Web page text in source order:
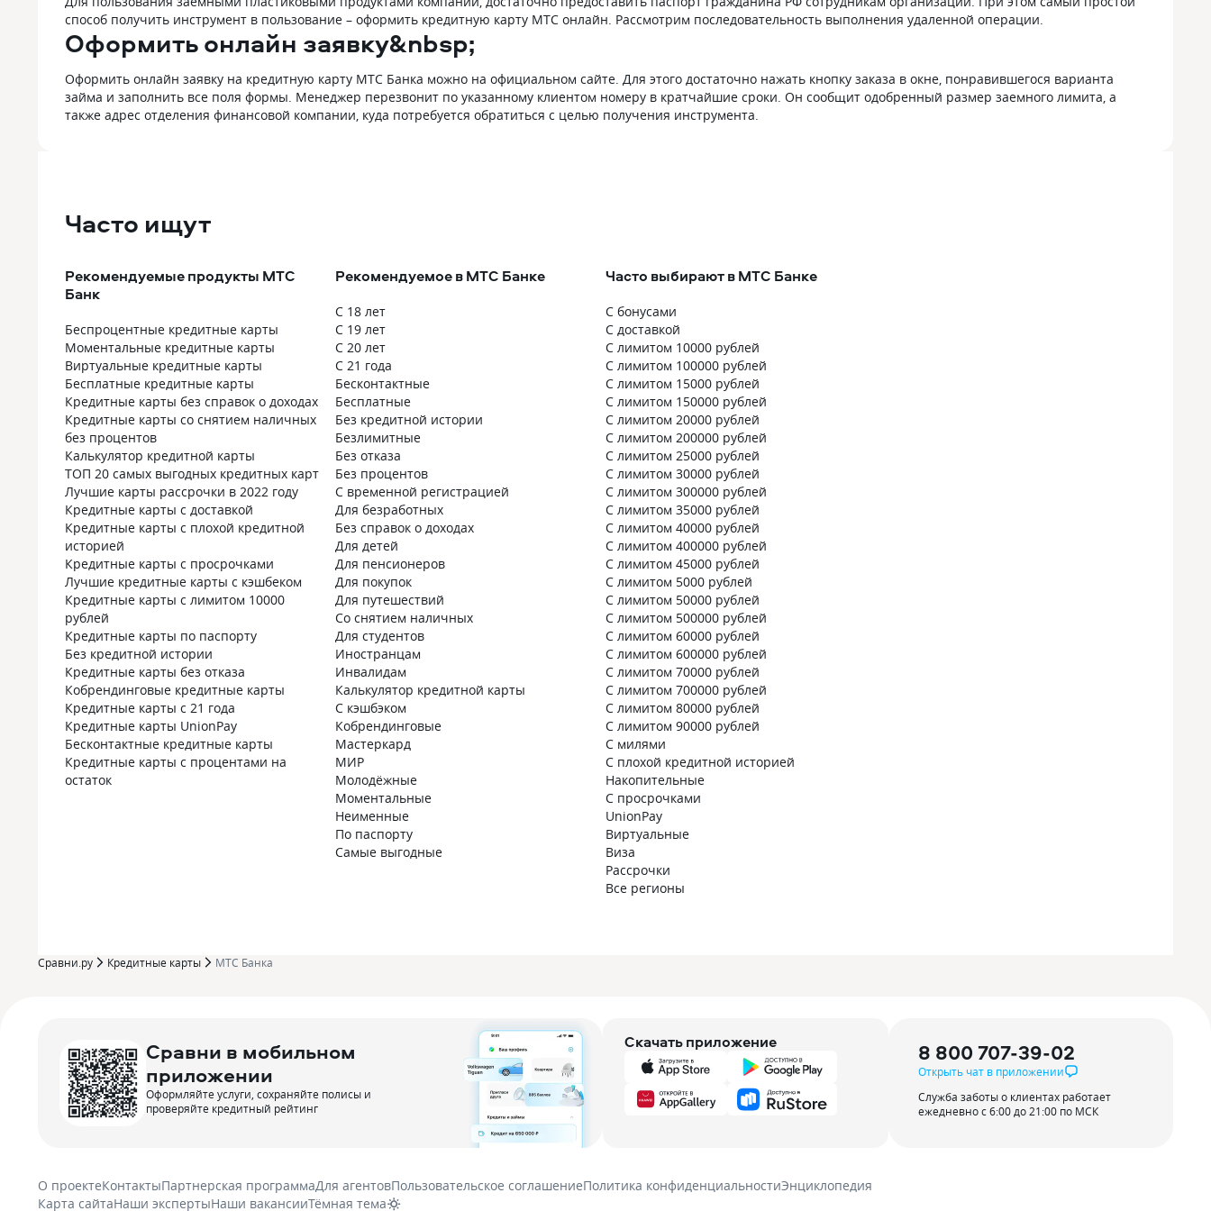
способ получить инструмент в пользование – оформить кредитную карту МТС онлайн. Рассмотрим последовательность выполнения удаленной операции.
Оформить онлайн заявку&nbsp;
Оформить онлайн заявку на кредитную карту МТС Банка можно на официальном сайте. Для этого достаточно нажать кнопку заказа в окне, понравившегося варианта
займа и заполнить все поля формы. Менеджер перезвонит по указанному клиентом номеру в кратчайшие сроки. Он сообщит одобренный размер заемного лимита, а
также адрес отделения финансовой компании, куда потребуется обратиться с целью получения инструмента.
Часто ищут
Рекомендуемые продукты МТС
Банк
Беспроцентные кредитные карты
Моментальные кредитные карты
Виртуальные кредитные карты
Бесплатные кредитные карты
Кредитные карты без справок о доходах
Кредитные карты со снятием наличных
без процентов
Калькулятор кредитной карты
ТОП 20 самых выгодных кредитных карт
Лучшие карты рассрочки в 2022 году
Кредитные карты с доставкой
Кредитные карты с плохой кредитной
историей
Кредитные карты с просрочками
Лучшие кредитные карты с кэшбеком
Кредитные карты с лимитом 10000
рублей
Кредитные карты по паспорту
Без кредитной истории
Кредитные карты без отказа
Кобрендинговые кредитные карты
Кредитные карты с 21 года
Кредитные карты UnionPay
Бесконтактные кредитные карты
Кредитные карты с процентами на
остаток
Рекомендуемое в МТС Банке
С 18 лет
С 19 лет
С 20 лет
С 21 года
Бесконтактные
Бесплатные
Без кредитной истории
Безлимитные
Без отказа
Без процентов
С временной регистрацией
Для безработных
Без справок о доходах
Для детей
Для пенсионеров
Для покупок
Для путешествий
Со снятием наличных
Для студентов
Иностранцам
Инвалидам
Калькулятор кредитной карты
С кэшбэком
Кобрендинговые
Мастеркард
МИР
Молодёжные
Моментальные
Неименные
По паспорту
Самые выгодные
Часто выбирают в МТС Банке
С бонусами
С доставкой
С лимитом 10000 рублей
С лимитом 100000 рублей
С лимитом 15000 рублей
С лимитом 150000 рублей
С лимитом 20000 рублей
С лимитом 200000 рублей
С лимитом 25000 рублей
С лимитом 30000 рублей
С лимитом 300000 рублей
С лимитом 35000 рублей
С лимитом 40000 рублей
С лимитом 400000 рублей
С лимитом 45000 рублей
С лимитом 5000 рублей
С лимитом 50000 рублей
С лимитом 500000 рублей
С лимитом 60000 рублей
С лимитом 600000 рублей
С лимитом 70000 рублей
С лимитом 700000 рублей
С лимитом 80000 рублей
С лимитом 90000 рублей
С милями
С плохой кредитной историей
Накопительные
С просрочками
UnionPay
Виртуальные
Виза
Рассрочки
Все регионы
Сравни.ру Кредитные карты МТС Банка
Сравни в мобильном
приложении
Оформляйте услуги, сохраняйте полисы и
проверяйте кредитный рейтинг
Скачать приложение 8 800 707-39-02
Открыть чат в приложении
Служба заботы о клиентах работает
ежедневно с 6:00 до 21:00 по МСК
О проектеКонтактыПартнерская программаДля агентовПользовательское соглашениеПолитика конфиденциальностиЭнциклопедия
Карта сайтаНаши экспертыНаши вакансииТёмная тема